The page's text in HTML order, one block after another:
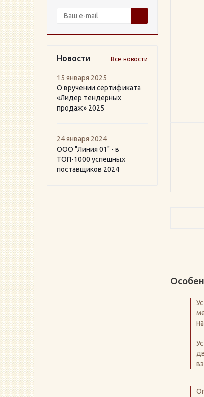
Новости Все новости
15 января 2025
О вручении сертификата
«Лидер тендерных
продаж» 2025
24 января 2024
ООО "Линия 01" - в
ТОП-1000 успешных
поставщиков 2024